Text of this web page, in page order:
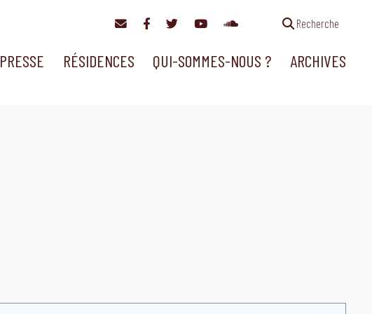
Recherche
PRESSE RÉSIDENCES QUI-SOMMES-NOUS ? ARCHIVES